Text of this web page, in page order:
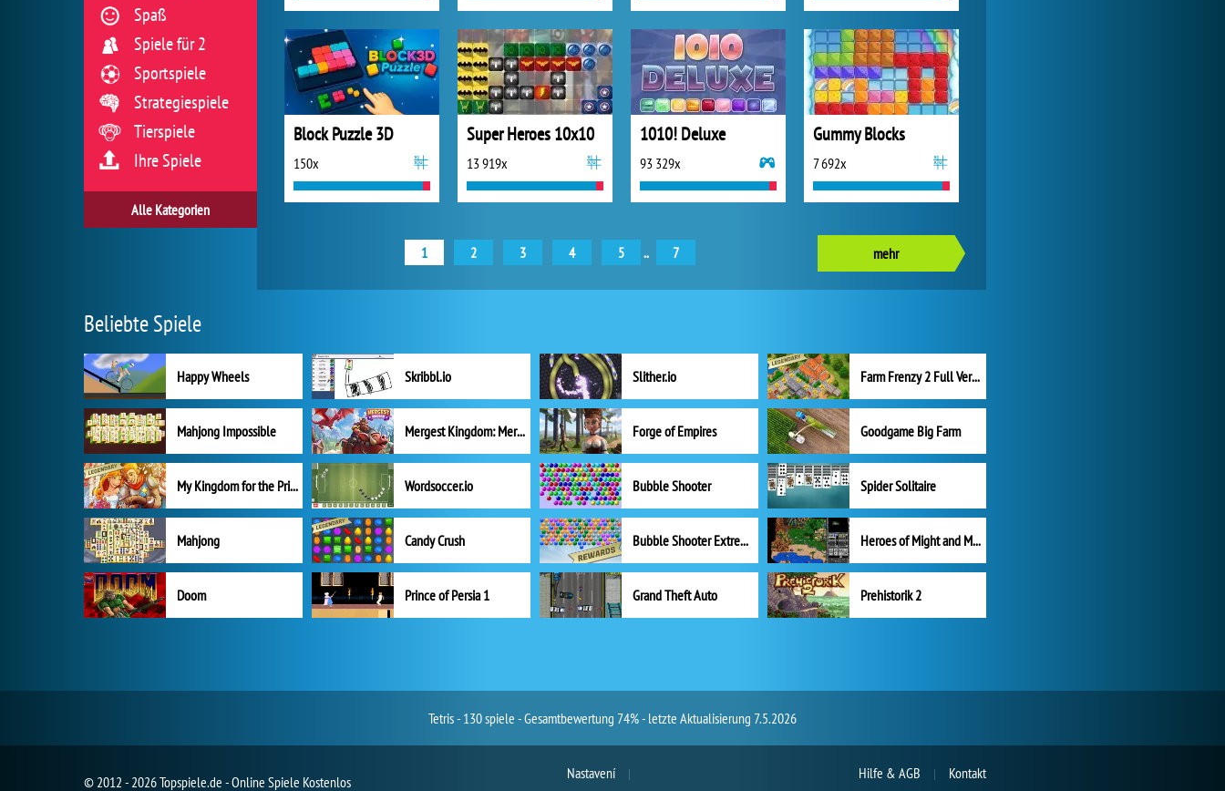
Block Puzzle 3D
150x
Super Heroes 10x10
13 919x
1010! Deluxe
93 329x
Gummy Blocks
7 692x
1 2 3 4 5 .. 7 mehr
Spaß
Spiele für 2
Sportspiele
Strategiespiele
Tierspiele
Ihre Spiele
Alle Kategorien
Beliebte Spiele
Happy Wheels Skribbl.io Slither.io Farm Frenzy 2 Full Version
Mahjong Impossible Mergest Kingdom: Merge Puzzle Forge of Empires Goodgame Big Farm
My Kingdom for the Princess Vollversion Wordsoccer.io Bubble Shooter Spider Solitaire
Mahjong Candy Crush Bubble Shooter Extreme Heroes of Might and Magic II
Doom Prince of Persia 1 Grand Theft Auto Prehistorik 2
Tetris - 130 spiele - Gesamtbewertung 74% - letzte Aktualisierung 7.5.2026
Nastavení
© 2012 - 2026 Topspiele.de - Online Spiele Kostenlos Hilfe & AGB Kontakt